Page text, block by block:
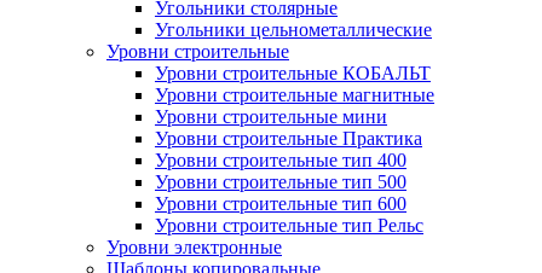
Угольники столярные
Угольники цельнометаллические
Уровни строительные
Уровни строительные КОБАЛЬТ
Уровни строительные магнитные
Уровни строительные мини
Уровни строительные Практика
Уровни строительные тип 400
Уровни строительные тип 500
Уровни строительные тип 600
Уровни строительные тип Рельс
Уровни электронные